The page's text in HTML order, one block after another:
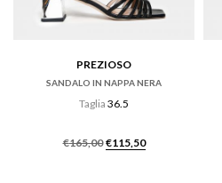
PREZIOSO
SANDALO IN NAPPA NERA
Taglia 36.5
€165,00 Il
€115,50Il